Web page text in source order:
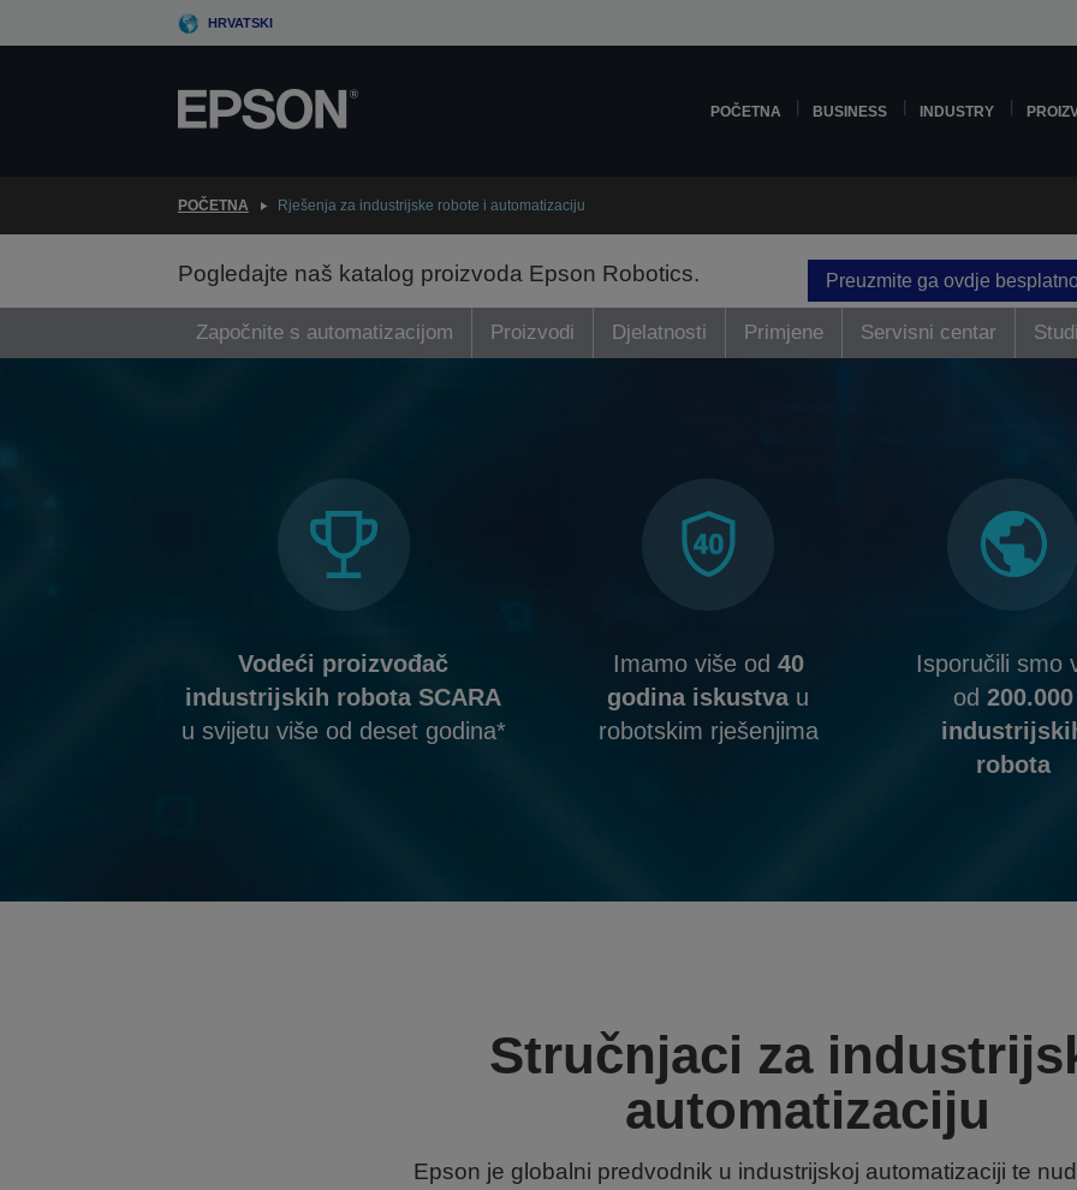
to
HRVATSKI
POČETNA BUSINESS INDUSTRY
POČETNA Rješenja za industrijske robote i automatizaciju
Pogledajte naš katalog proizvoda Epson Robotics. Preuzmite ga ovdje
Započnite s automatizacijom Proizvodi Djelatnosti Primjene Servisni centar
Vodeći proizvođač
industrijskih robota SCARA
u svijetu više od deset godina*
Imamo više od 40
godina iskustvau
robotskim rješenjima
Isporučili smo
od200.000
robota
Stručnjaci za
automatizaciju
Epson je globalni predvodnik u industrijskoj automatizaciji te